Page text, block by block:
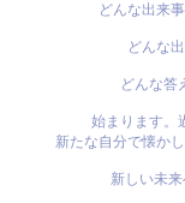
どんな出来
どんな
どんな答
始まります。
新たな自分で懐か
新しい未